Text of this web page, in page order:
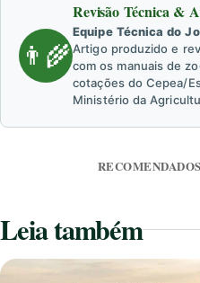
👨‍🌾
Revisão Técnica &
Equipe Técnica do
Artigo produzido e
com os manuais de
cotações do Cepea/
Ministério da
Leia também